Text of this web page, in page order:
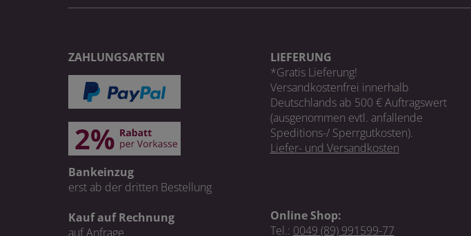
ZAHLUNGSARTEN
Bankeinzug
erst ab der dritten Bestellung
Kauf auf Rechnung
auf Anfrage
LIEFERUNG
*Gratis Lieferung!
Versandkostenfrei innerhalb
Deutschlands ab 500 € Auftragswert
(ausgenommen evtl. anfallende
Speditions-/ Sperrgutkosten).
Liefer- und Versandkosten
Online Shop:
Tel.: 0049 (89) 991599-77